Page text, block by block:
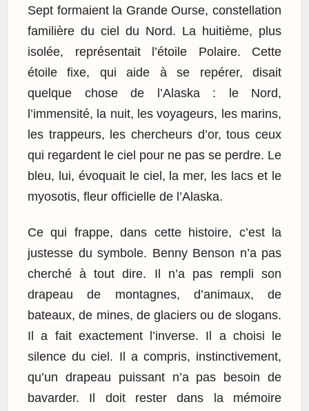
Sept formaient la Grande Ourse, constellation
familière du ciel du Nord. La huitième, plus
isolée, représentait l’étoile Polaire. Cette
étoile fixe, qui aide à se repérer, disait
quelque chose de l’Alaska : le Nord,
l’immensité, la nuit, les voyageurs, les marins,
les trappeurs, les chercheurs d’or, tous ceux
qui regardent le ciel pour ne pas se perdre. Le
bleu, lui, évoquait le ciel, la mer, les lacs et le
myosotis, fleur officielle de l’Alaska.
Ce qui frappe, dans cette histoire, c’est la
justesse du symbole. Benny Benson n’a pas
cherché à tout dire. Il n’a pas rempli son
drapeau de montagnes, d’animaux, de
bateaux, de mines, de glaciers ou de slogans.
Il a fait exactement l’inverse. Il a choisi le
silence du ciel. Il a compris, instinctivement,
qu’un drapeau puissant n’a pas besoin de
bavarder. Il doit rester dans la mémoire